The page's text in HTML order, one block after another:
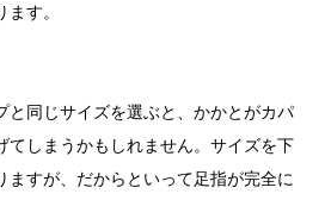
す。
と同じサイズを選ぶと、かかとがカパ
てしまうかもしれません。サイズを下
ますが、だからといって足指が完全に